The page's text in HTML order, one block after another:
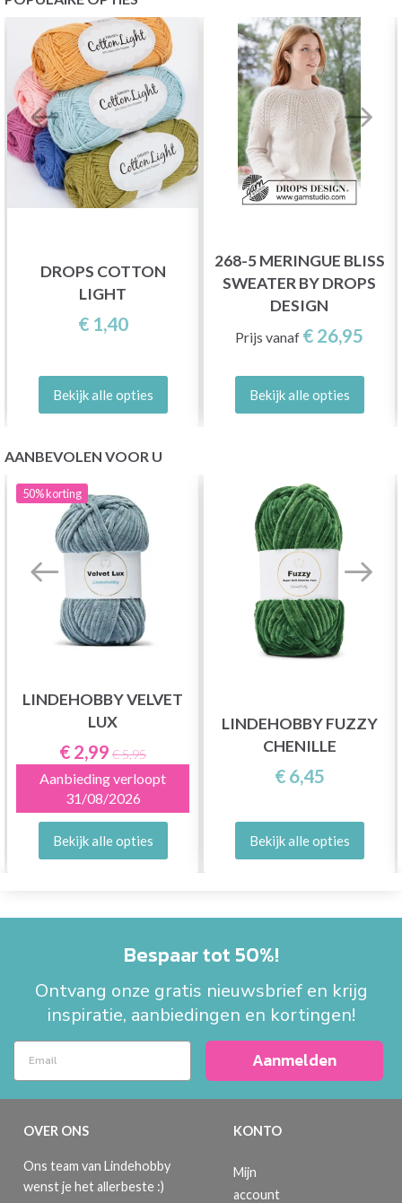
DROPS COTTON
LIGHT
€ 1,40
Bekijk alle opties
268-5 MERINGUE BLISS
SWEATER BY DROPS
DESIGN
Prijs vanaf € 26,95
Bekijk alle opties
AANBEVOLEN VOOR U
50%korting
LINDEHOBBY VELVET
LUX
€ 2,99 € 5,95
Aanbieding verloopt
31/08/2026
Bekijk alle opties
LINDEHOBBY FUZZY
CHENILLE
€ 6,45
Bekijk alle opties
Bespaar tot 50%!
Ontvang onze gratis nieuwsbrief en krijg
inspiratie, aanbiedingen en kortingen!
Aanmelden
OVER ONS
Ons team van Lindehobby
wenst je het allerbeste :)
KONTO
Mijn
account